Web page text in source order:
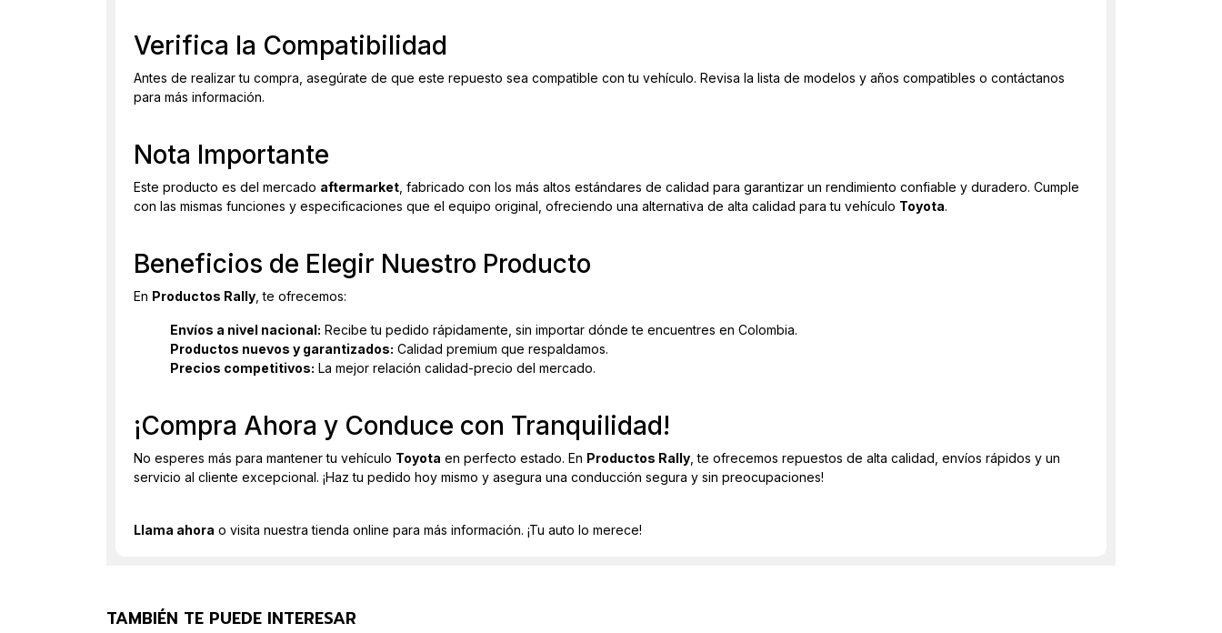
Verifica la Compatibilidad
Antes de realizar tu compra, asegúrate de que este repuesto sea compatible con tu vehículo. Revisa la lista de modelos y años compatibles o contáctanos
para más información.
Nota Importante
Este producto es del mercado aftermarket , fabricado con los más altos estándares de calidad para garantizar un rendimiento confiable y duradero. Cumple
con las mismas funciones y especificaciones que el equipo original, ofreciendo una alternativa de alta calidad para tu vehículo Toyota.
Beneficios de Elegir Nuestro Producto
En Productos Rally , te ofrecemos:
Envíos a nivel nacional: Recibe tu pedido rápidamente, sin importar dónde te encuentres en Colombia.
Productos nuevos y garantizados: Calidad premium que respaldamos.
Precios competitivos: La mejor relación calidad-precio del mercado.
¡Compra Ahora y Conduce con Tranquilidad!
No esperes más para mantener tu vehículo Toyota en perfecto estado. En Productos Rally , te ofrecemos repuestos de alta calidad, envíos rápidos y un
servicio al cliente excepcional. ¡Haz tu pedido hoy mismo y asegura una conducción segura y sin preocupaciones!
Llama ahora o visita nuestra tienda online para más información. ¡Tu auto lo merece!
TAMBIÉN TE PUEDE INTERESAR